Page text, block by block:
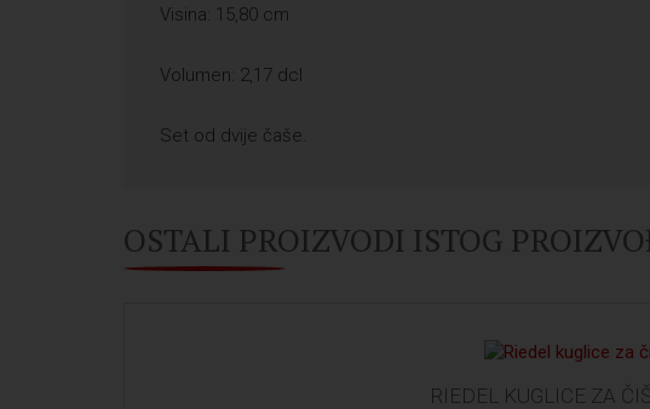
Visina: 15,80 cm
Volumen: 2,17 dcl
Set od dvije čaše.
OSTALI PROIZVODI ISTOG
RIEDEL KUGLICE ZA